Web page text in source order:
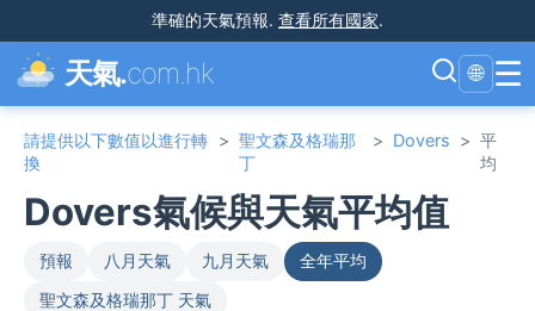
準確的天氣預報. 查看所有國家.
天氣.com.hk 🌐 ☰
請提供以下數值以進行轉
換
> 聖文森及格瑞那
丁
> Dovers > 平
均
Dovers氣候與天氣平均值
預報 八月天氣 九月天氣
全年平均
聖文森及格瑞那丁 天氣